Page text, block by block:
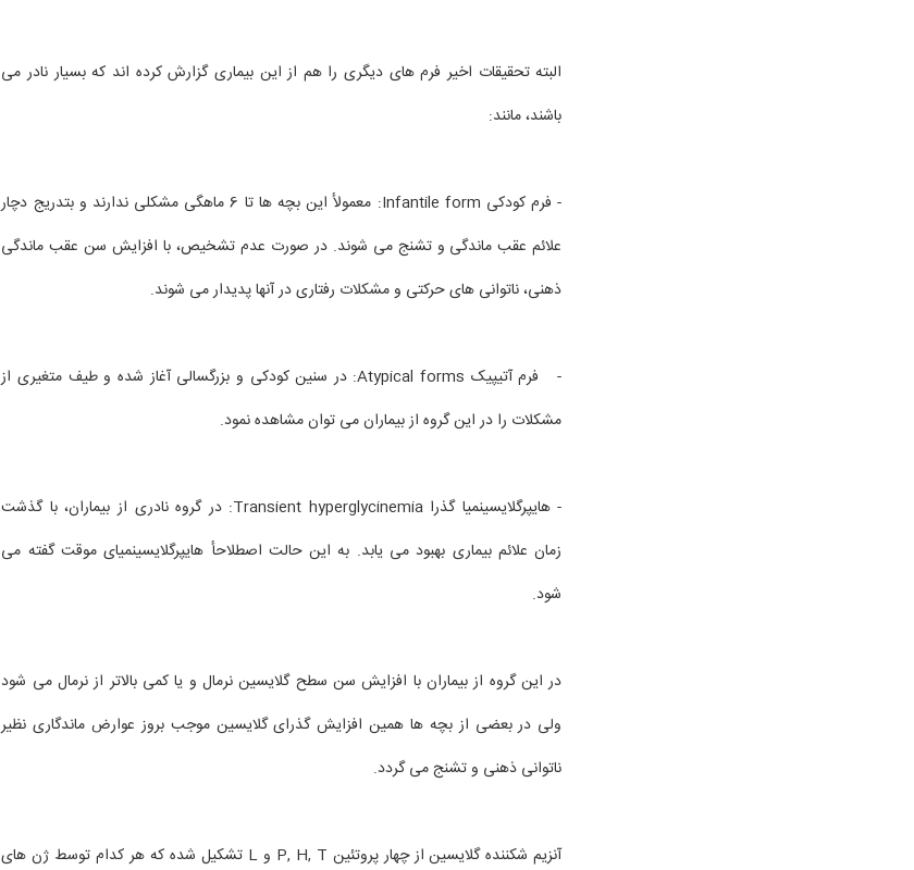
البته تحقیقات اخیر فرم های دیگری را هم از این بیماری گزارش کرده اند که بسیار نادر می
باشند، مانند:
- فرم کودکی Infantile form: معمولأ این بچه ها تا 6 ماهگی مشکلی ندارند و بتدریج دچار
علائم عقب ماندگی و تشنج می شوند. در صورت عدم تشخیص، با افزایش سن عقب ماندگی
ذهنی، ناتوانی های حرکتی و مشکلات رفتاری در آنها پدیدار می شوند.
- فرم آتیپیک Atypical forms: در سنین کودکی و بزرگسالی آغاز شده و طیف متغیری از
مشکلات را در این گروه از بیماران می توان مشاهده نمود.
- هایپرگلایسینمیا گذرا Transient hyperglycinemia: در گروه نادری از بیماران، با گذشت
زمان علائم بیماری بهبود می یابد. به این حالت اصطلاحأ هایپرگلایسینمیای موقت گفته می
شود.
در این گروه از بیماران با افزایش سن سطح گلایسین نرمال و یا کمی بالاتر از نرمال می شود
ولی در بعضی از بچه ها همین افزایش گذرای گلایسین موجب بروز عوارض ماندگاری نظیر
ناتوانی ذهنی و تشنج می گردد.
آنزیم شکننده گلایسین از چهار پروتئین P, H, T و L تشکیل شده که هر کدام توسط ژن های